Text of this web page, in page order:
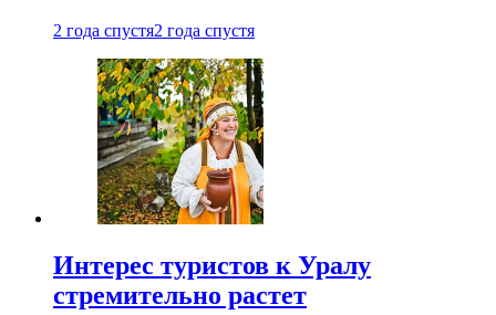
2 года спустя2 года спустя
Интерес туристов к Уралу
стремительно растет